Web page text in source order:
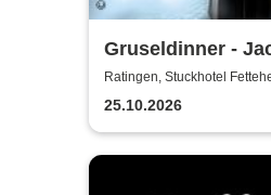
Gruseldinner -
Ripper
Ratingen, Stuckhotel
25.10.2026